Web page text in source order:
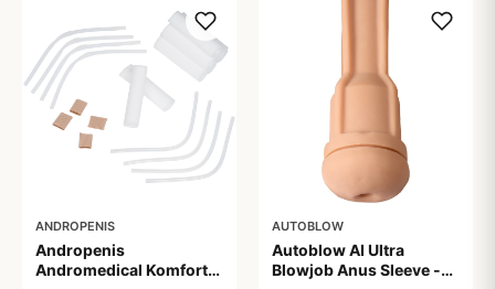
ANDROPENIS
Andropenis
Andromedical Komfort
AUTOBLOW
Autoblow AI Ultra
Blowjob Anus Sleeve -